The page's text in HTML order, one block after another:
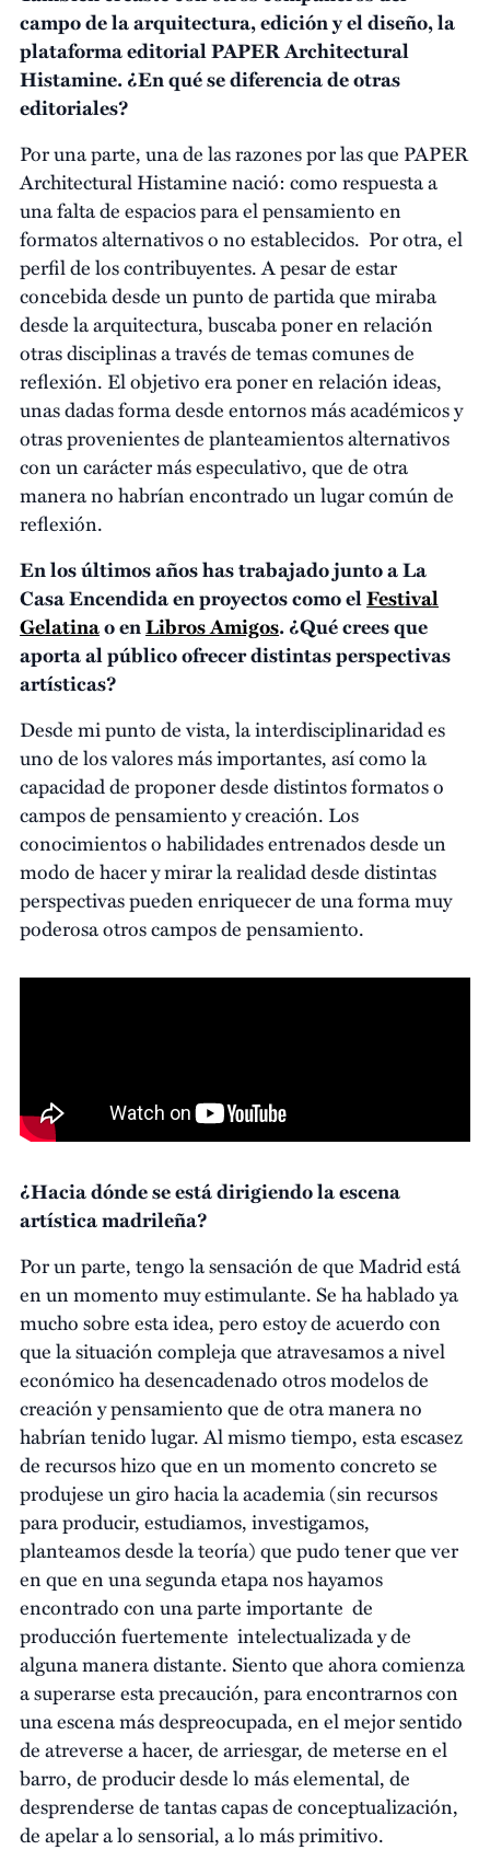
campo de la arquitectura, edición y el diseño, la
plataforma editorial PAPER Architectural
Histamine. ¿En qué se diferencia de otras
editoriales?
Por una parte, una de las razones por las que PAPER
Architectural Histamine nació: como respuesta a
una falta de espacios para el pensamiento en
formatos alternativos o no establecidos. Por otra, el
perfil de los contribuyentes. A pesar de estar
concebida desde un punto de partida que miraba
desde la arquitectura, buscaba poner en relación
otras disciplinas a través de temas comunes de
reflexión. El objetivo era poner en relación ideas,
unas dadas forma desde entornos más académicos y
otras provenientes de planteamientos alternativos
con un carácter más especulativo, que de otra
manera no habrían encontrado un lugar común de
reflexión.
En los últimos años has trabajado junto a La
Casa Encendida en proyectos como elFestival
Gelatinao enLibros Amigos. ¿Qué crees que
aporta al público ofrecer distintas perspectivas
artísticas?
Desde mi punto de vista, la interdisciplinaridad es
uno de los valores más importantes, así como la
capacidad de proponer desde distintos formatos o
campos de pensamiento y creación. Los
conocimientos o habilidades entrenados desde un
modo de hacer y mirar la realidad desde distintas
perspectivas pueden enriquecer de una forma muy
poderosa otros campos de pensamiento.
¿Hacia dónde se está dirigiendo la escena
artística madrileña?
Por un parte, tengo la sensación de que Madrid está
en un momento muy estimulante. Se ha hablado ya
mucho sobre esta idea, pero estoy de acuerdo con
que la situación compleja que atravesamos a nivel
económico ha desencadenado otros modelos de
creación y pensamiento que de otra manera no
habrían tenido lugar. Al mismo tiempo, esta escasez
de recursos hizo que en un momento concreto se
produjese un giro hacia la academia (sin recursos
para producir, estudiamos, investigamos,
planteamos desde la teoría) que pudo tener que ver
en que en una segunda etapa nos hayamos
encontrado con una parte importante de
producción fuertemente intelectualizada y de
alguna manera distante. Siento que ahora comienza
a superarse esta precaución, para encontrarnos con
una escena más despreocupada, en el mejor sentido
de atreverse a hacer, de arriesgar, de meterse en el
barro, de producir desde lo más elemental, de
desprenderse de tantas capas de conceptualización,
de apelar a lo sensorial, a lo más primitivo.